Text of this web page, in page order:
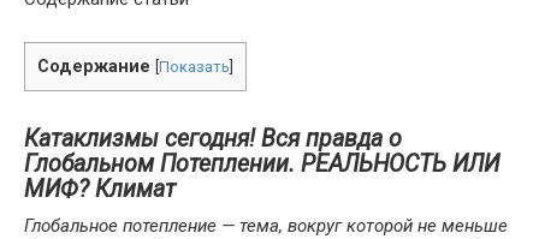
Содержание Показать
Катаклизмы сегодня! Вся правда о
Глобальном Потеплении. РЕАЛЬНОСТЬ ИЛИ
МИФ? Климат
Глобальное потепление — тема, вокруг которой не меньше